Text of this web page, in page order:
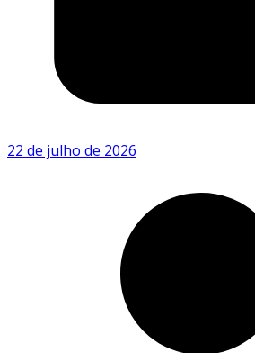
22 de julho de 2026